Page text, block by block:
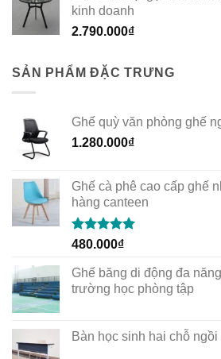
kinh doanh
2.790.000₫
SẢN PHẨM ĐẶC TRƯNG
Ghế quỳ văn phòng ghế
1.280.000₫
Ghế cà phê cao cấp ghế
hàng canteen
Rated5.00
480.000₫
Ghế băng di động đa
trường học phòng tập
Bàn học sinh hai chỗ